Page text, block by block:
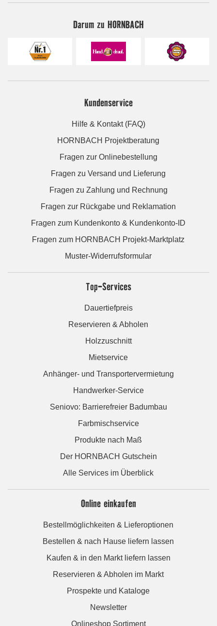
Darum zu HORNBACH
Kundenservice
Hilfe & Kontakt (FAQ)
HORNBACH Projektberatung
Fragen zur Onlinebestellung
Fragen zu Versand und Lieferung
Fragen zu Zahlung und Rechnung
Fragen zur Rückgabe und Reklamation
Fragen zum Kundenkonto & Kundenkonto-ID
Fragen zum HORNBACH Projekt-Marktplatz
Muster-Widerrufsformular
Top-Services
Dauertiefpreis
Reservieren & Abholen
Holzzuschnitt
Mietservice
Anhänger- und Transportervermietung
Handwerker-Service
Seniovo: Barrierefreier Badumbau
Farbmischservice
Produkte nach Maß
Der HORNBACH Gutschein
Alle Services im Überblick
Online einkaufen
Bestellmöglichkeiten & Lieferoptionen
Bestellen & nach Hause liefern lassen
Kaufen & in den Markt liefern lassen
Reservieren & Abholen im Markt
Prospekte und Kataloge
Newsletter
Onlineshop Sortiment